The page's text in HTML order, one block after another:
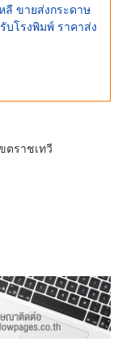
ลี ขายส่งกระดาษ
บโรงพิมพ์ ราคาส่ง
ตราชเทวี